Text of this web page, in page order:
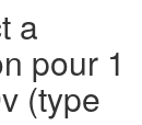
a
pour 1
(type